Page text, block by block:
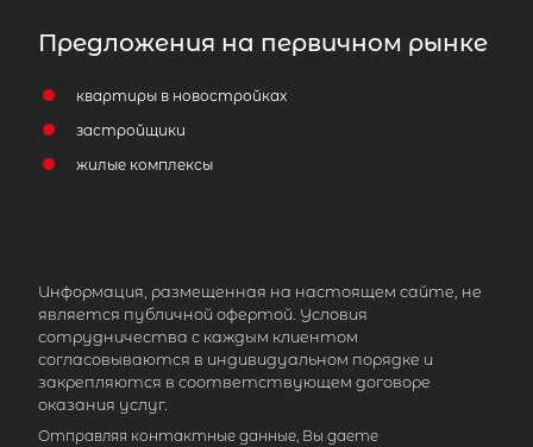
Предложения на первичном рынке
квартиры в новостройках
застройщики
жилые комплексы
Информация, размещенная на настоящем сайте, не
является публичной офертой. Условия
сотрудничества с каждым клиентом
согласовываются в индивидуальном порядке и
закрепляются в соответствующем договоре
оказания услуг.
Отправляя контактные данные, Вы даете